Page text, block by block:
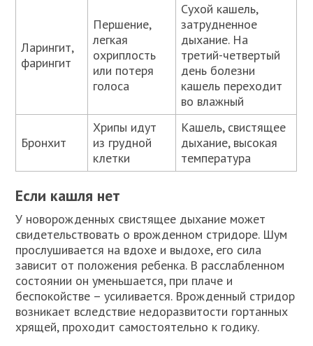
Ларингит,
фарингит
Першение,
легкая
охриплость
или потеря
голоса
Сухой кашель,
затрудненное
дыхание. На
третий-четвертый
день болезни
кашель переходит
во влажный
Бронхит
Хрипы идут
из грудной
клетки
Кашель, свистящее
дыхание, высокая
температура
Если кашля нет
У новорожденных свистящее дыхание может
свидетельствовать о врожденном стридоре. Шум
прослушивается на вдохе и выдохе, его сила
зависит от положения ребенка. В расслабленном
состоянии он уменьшается, при плаче и
беспокойстве – усиливается. Врожденный стридор
возникает вследствие недоразвитости гортанных
хрящей, проходит самостоятельно к годику.